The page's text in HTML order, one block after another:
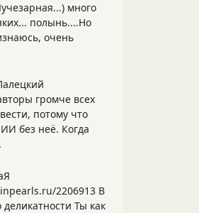
много
полынь....Но
очень
громче всех
потому что
без неё. Когда
2206913 В
Ты как